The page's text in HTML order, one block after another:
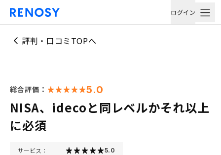
ログイン
評判・口コミTOPへ
総合評価： 5.0
NISA、idecoと同レベルかそれ以上
に必須
サービス： 5.0